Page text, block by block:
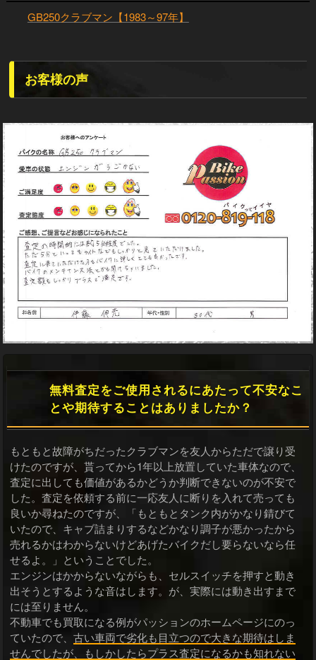
GB250クラブマン【1983～97年】
お客様の声
無料査定をご使用されるにあたって不安なこ
とや期待することはありましたか？
もともと故障がちだったクラブマンを友人からただで譲り受
けたのですが、貰ってから1年以上放置していた車体なので、
査定に出しても価値があるかどうか判断できないのが不安で
した。査定を依頼する前に一応友人に断りを入れて売っても
良いか尋ねたのですが、「もともとタンク内がかなり錆びて
いたので、キャブ詰まりするなどかなり調子が悪かったから
売れるかはわからないけどあげたバイクだし要らないなら任
せるよ。」ということでした。
エンジンはかからないながらも、セルスイッチを押すと動き
出そうとするような音はします。が、実際には動き出すまで
には至りません。
不動車でも買取になる例がパッションのホームページにのっ
ていたので、古い車両で劣化も目立つので大きな期待はしま
せんでしたが、もしかしたらプラス査定になるかも知れない